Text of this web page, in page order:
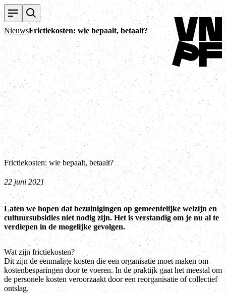
NieuwsFrictiekosten: wie bepaalt, betaalt?
Terug naar
Frictiekosten: wie bepaalt, betaalt?
22 juni 2021
Laten we hopen dat bezuinigingen op gemeentelijke welzijn en
cultuursubsidies niet nodig zijn. Het is verstandig om je nu al te
verdiepen in de mogelijke gevolgen.
Wat zijn frictiekosten?
Dit zijn de eenmalige kosten die een organisatie moet maken om
kostenbesparingen door te voeren. In de praktijk gaat het meestal om
de personele kosten veroorzaakt door een reorganisatie of collectief
ontslag.